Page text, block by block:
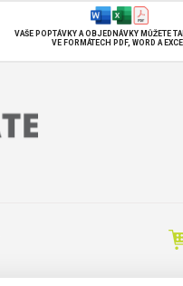
VAŠE POPTÁVKY A OBJEDNÁVKY MŮŽETE
VE FORMÁTECH PDF, WORD A